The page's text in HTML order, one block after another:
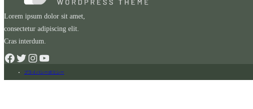
Lorem ipsum dolor sit amet,
consectetur adipiscing elit.
Cras interdum.
プライバシーポリシー